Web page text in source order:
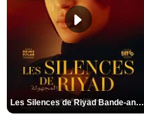
Les Silences de Riyad Bande-annonce VO STFR